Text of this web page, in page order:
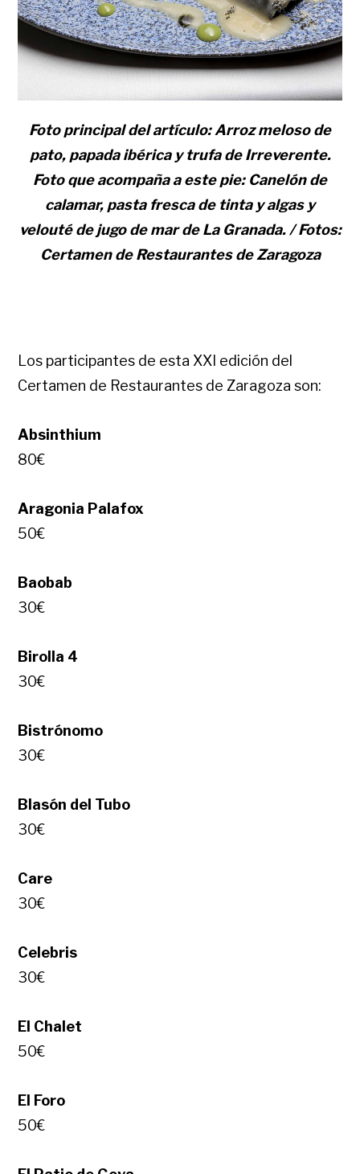
Foto principal del artículo: Arroz meloso de
pato, papada ibérica y trufa de Irreverente.
Foto que acompaña a este pie: Canelón de
calamar, pasta fresca de tinta y algas y
velouté de jugo de mar de La Granada. / Fotos:
Certamen de Restaurantes de Zaragoza
Los participantes de esta XXI edición del
Certamen de Restaurantes de Zaragoza son:
Absinthium
80€
Aragonia Palafox
50€
Baobab
30€
Birolla 4
30€
Bistrónomo
30€
Blasón del Tubo
30€
Care
30€
Celebris
30€
El Chalet
50€
El Foro
50€